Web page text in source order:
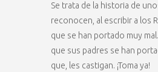
Se trata de la historia de
reconocen, al escribir a los
que se han portado muy
que sus padres se han
que, les castigan. ¡Toma ya!